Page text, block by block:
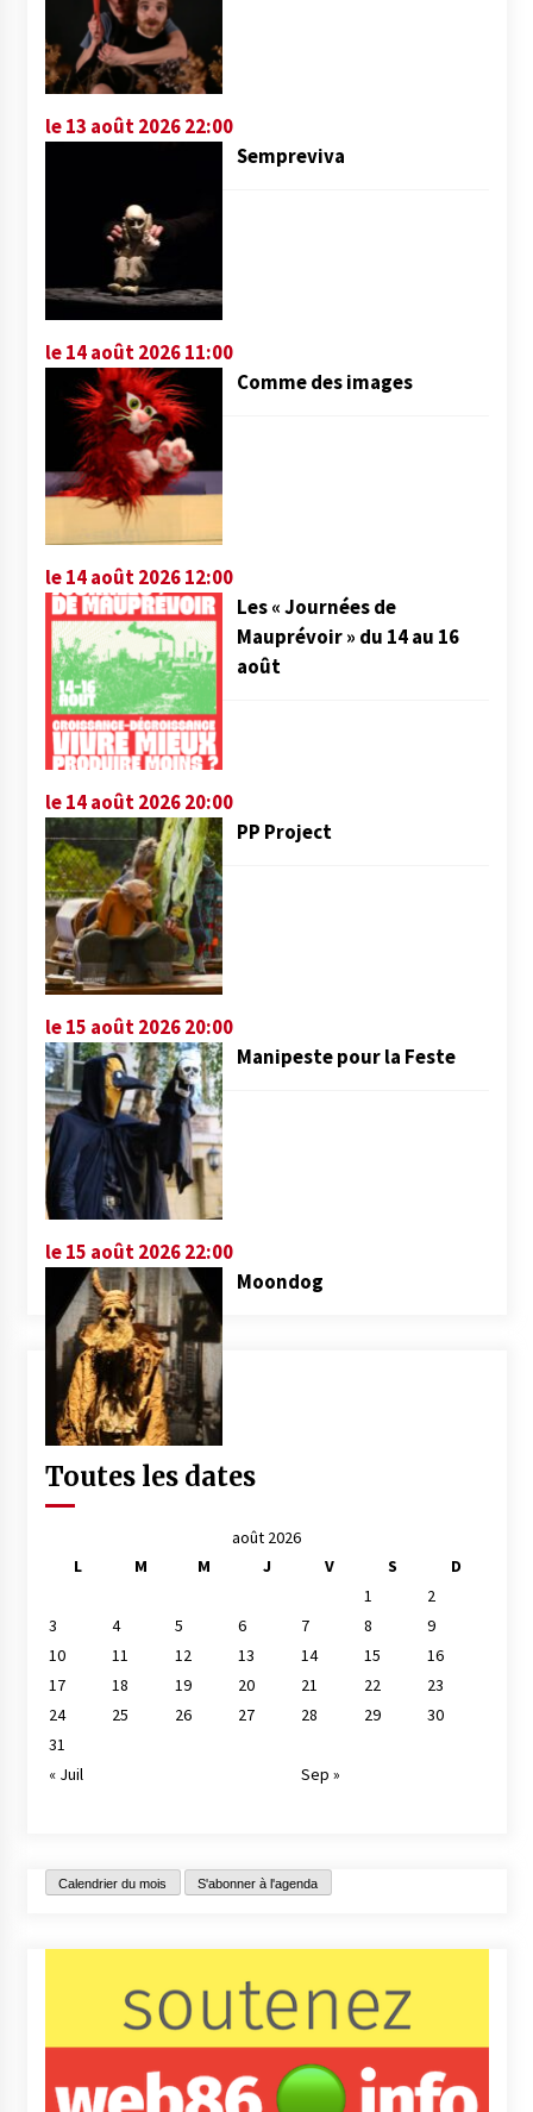
le 13 août 2026 22:00
Sempreviva
le 14 août 2026 11:00
Comme des images
le 14 août 2026 12:00
Les « Journées de
Mauprévoir » du 14 au 16
août
le 14 août 2026 20:00
PP Project
le 15 août 2026 20:00
Manipeste pour la Feste
le 15 août 2026 22:00
Moondog
Toutes les dates
août 2026
L
M M J V S
D
1
2
3
4 5 6 7 8
9
10
11 12 13 14 15
16
17
18 19 20 21 22
23
24
25 26 27 28 29
30
31
« Juil
Sep »
Calendrier du mois S'abonner à l'agenda